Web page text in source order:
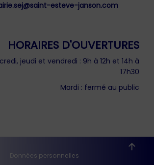
esteve-janson.com
HORAIRES D'OUVERTURES
jeudi et vendredi : 9h à 12h et 14h à
17h30
Mardi : fermé au public
Données personnelles